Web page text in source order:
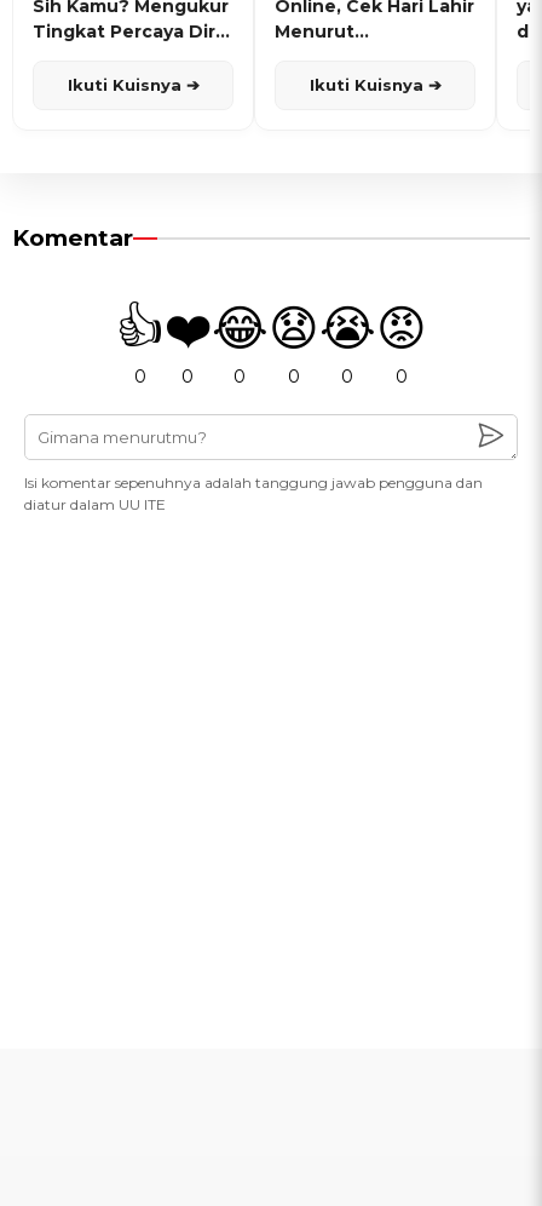
Sih Kamu? Mengukur
Tingkat Percaya Diri
Ikuti Kuisnya ➔
Online, Cek Hari Lahir
Menurut
Ikuti Kuisnya ➔
Komentar
👍
0
❤️
0
😂
0
😧
0
😭
0
😡
0
Isi komentar sepenuhnya adalah tanggung jawab pengguna dan
diatur dalam UU ITE